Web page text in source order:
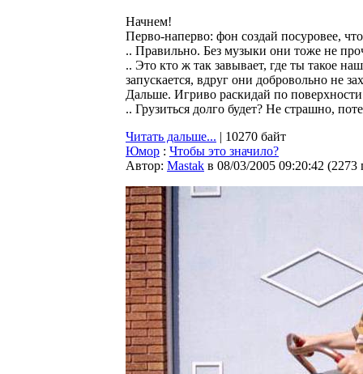
Начнем!
Перво-наперво: фон создай посуровее,
.. Правильно. Без музыки они тоже не
.. Это кто ж так завывает, где ты такое
запускается, вдруг они добровольно не
Дальше. Игриво раскидай по
.. Грузиться долго будет? Не страшно,
Читать дальше... | 10270 байт
Юмор : Чтобы это значило?
Автор: Мastak в 08/03/2005 09:20:42 (2273